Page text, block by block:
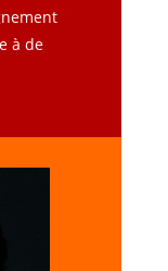
à de